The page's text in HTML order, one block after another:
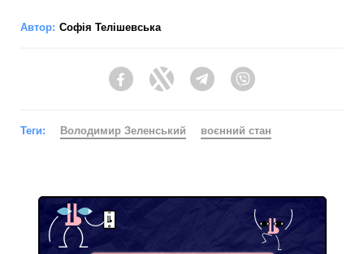
Автор: Софія Телішевська
FacebookTwitter Telegram
Теги: Володимир Зеленський воєнний стан